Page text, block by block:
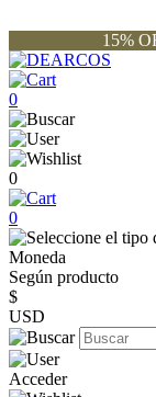
15%
0
0
0
Moneda
Según producto
$
USD
Acceder